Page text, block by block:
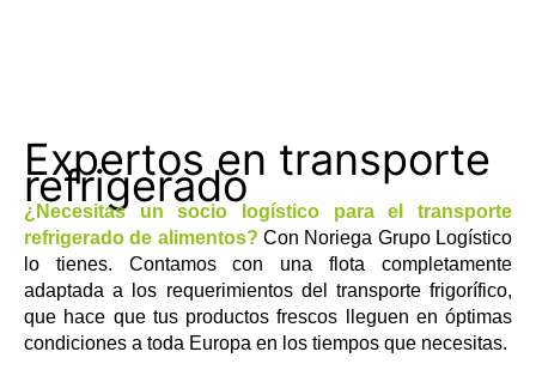
Expertos en transporte
refrigerado
¿Necesitas un socio logístico para el transporte
refrigerado de alimentos? Con Noriega Grupo Logístico
lo tienes. Contamos con una flota completamente
adaptada a los requerimientos del transporte frigorífico,
que hace que tus productos frescos lleguen en óptimas
condiciones a toda Europa en los tiempos que necesitas.